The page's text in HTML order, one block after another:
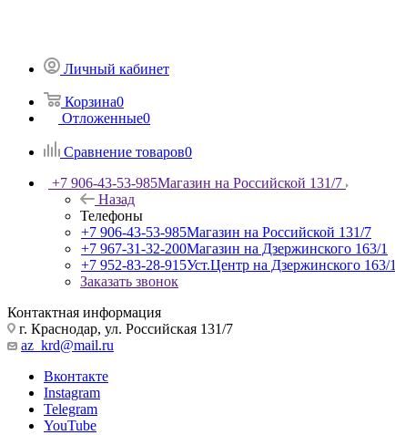
Личный кабинет
Корзина0
Отложенные0
Сравнение товаров0
+7 906-43-53-985Магазин на Российской 131/7
Назад
Телефоны
+7 906-43-53-985Магазин на Российской 131/7
+7 967-31-32-200Магазин на Дзержинского 163/1
+7 952-83-28-915Уст.Центр на Дзержинского 163/1
Заказать звонок
Контактная информация
г. Краснодар, ул. Российская 131/7
az_krd@mail.ru
Вконтакте
Instagram
Telegram
YouTube